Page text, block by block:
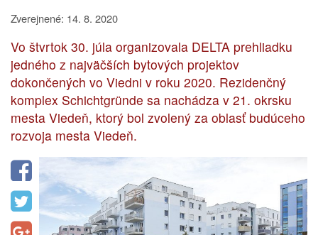
Zverejnené: 14. 8. 2020
Vo štvrtok 30. júla organizovala DELTA prehliadku
jedného z najväčších bytových projektov
dokončených vo Viedni v roku 2020. Rezidenčný
komplex Schichtgründe sa nachádza v 21. okrsku
mesta Viedeň, ktorý bol zvolený za oblasť budúceho
rozvoja mesta Viedeň.